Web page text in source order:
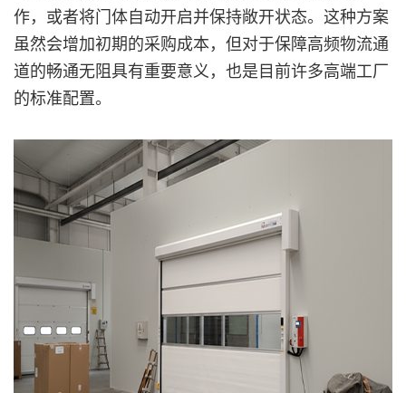
作，或者将门体自动开启并保持敞开状态。这种方案
虽然会增加初期的采购成本，但对于保障高频物流通
道的畅通无阻具有重要意义，也是目前许多高端工厂
的标准配置。